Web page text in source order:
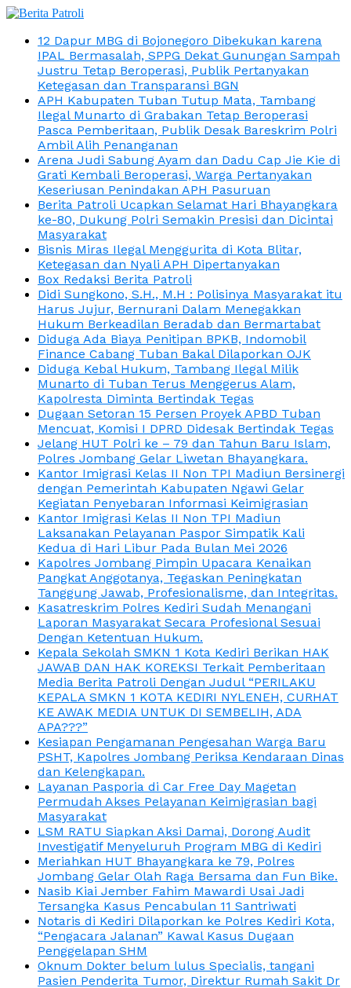
12 Dapur MBG di Bojonegoro Dibekukan karena
IPAL Bermasalah, SPPG Dekat Gunungan Sampah
Justru Tetap Beroperasi, Publik Pertanyakan
Ketegasan dan Transparansi BGN
APH Kabupaten Tuban Tutup Mata, Tambang
Ilegal Munarto di Grabakan Tetap Beroperasi
Pasca Pemberitaan, Publik Desak Bareskrim Polri
Ambil Alih Penanganan
Arena Judi Sabung Ayam dan Dadu Cap Jie Kie di
Grati Kembali Beroperasi, Warga Pertanyakan
Keseriusan Penindakan APH Pasuruan
Berita Patroli Ucapkan Selamat Hari Bhayangkara
ke-80, Dukung Polri Semakin Presisi dan Dicintai
Masyarakat
Bisnis Miras Ilegal Menggurita di Kota Blitar,
Ketegasan dan Nyali APH Dipertanyakan
Box Redaksi Berita Patroli
Didi Sungkono, S.H., M.H : Polisinya Masyarakat itu
Harus Jujur, Bernurani Dalam Menegakkan
Hukum Berkeadilan Beradab dan Bermartabat
Diduga Ada Biaya Penitipan BPKB, Indomobil
Finance Cabang Tuban Bakal Dilaporkan OJK
Diduga Kebal Hukum, Tambang Ilegal Milik
Munarto di Tuban Terus Menggerus Alam,
Kapolresta Diminta Bertindak Tegas
Dugaan Setoran 15 Persen Proyek APBD Tuban
Mencuat, Komisi I DPRD Didesak Bertindak Tegas
Jelang HUT Polri ke – 79 dan Tahun Baru Islam,
Polres Jombang Gelar Liwetan Bhayangkara.
Kantor Imigrasi Kelas II Non TPI Madiun Bersinergi
dengan Pemerintah Kabupaten Ngawi Gelar
Kegiatan Penyebaran Informasi Keimigrasian
Kantor Imigrasi Kelas II Non TPI Madiun
Laksanakan Pelayanan Paspor Simpatik Kali
Kedua di Hari Libur Pada Bulan Mei 2026
Kapolres Jombang Pimpin Upacara Kenaikan
Pangkat Anggotanya, Tegaskan Peningkatan
Tanggung Jawab, Profesionalisme, dan Integritas.
Kasatreskrim Polres Kediri Sudah Menangani
Laporan Masyarakat Secara Profesional Sesuai
Dengan Ketentuan Hukum.
Kepala Sekolah SMKN 1 Kota Kediri Berikan HAK
JAWAB DAN HAK KOREKSI Terkait Pemberitaan
Media Berita Patroli Dengan Judul “PERILAKU
KEPALA SMKN 1 KOTA KEDIRI NYLENEH, CURHAT
KE AWAK MEDIA UNTUK DI SEMBELIH, ADA
APA???”
Kesiapan Pengamanan Pengesahan Warga Baru
PSHT, Kapolres Jombang Periksa Kendaraan Dinas
dan Kelengkapan.
Layanan Pasporia di Car Free Day Magetan
Permudah Akses Pelayanan Keimigrasian bagi
Masyarakat
LSM RATU Siapkan Aksi Damai, Dorong Audit
Investigatif Menyeluruh Program MBG di Kediri
Meriahkan HUT Bhayangkara ke 79, Polres
Jombang Gelar Olah Raga Bersama dan Fun Bike.
Nasib Kiai Jember Fahim Mawardi Usai Jadi
Tersangka Kasus Pencabulan 11 Santriwati
Notaris di Kediri Dilaporkan ke Polres Kediri Kota,
“Pengacara Jalanan” Kawal Kasus Dugaan
Penggelapan SHM
Oknum Dokter belum lulus Specialis, tangani
Pasien Penderita Tumor, Direktur Rumah Sakit Dr